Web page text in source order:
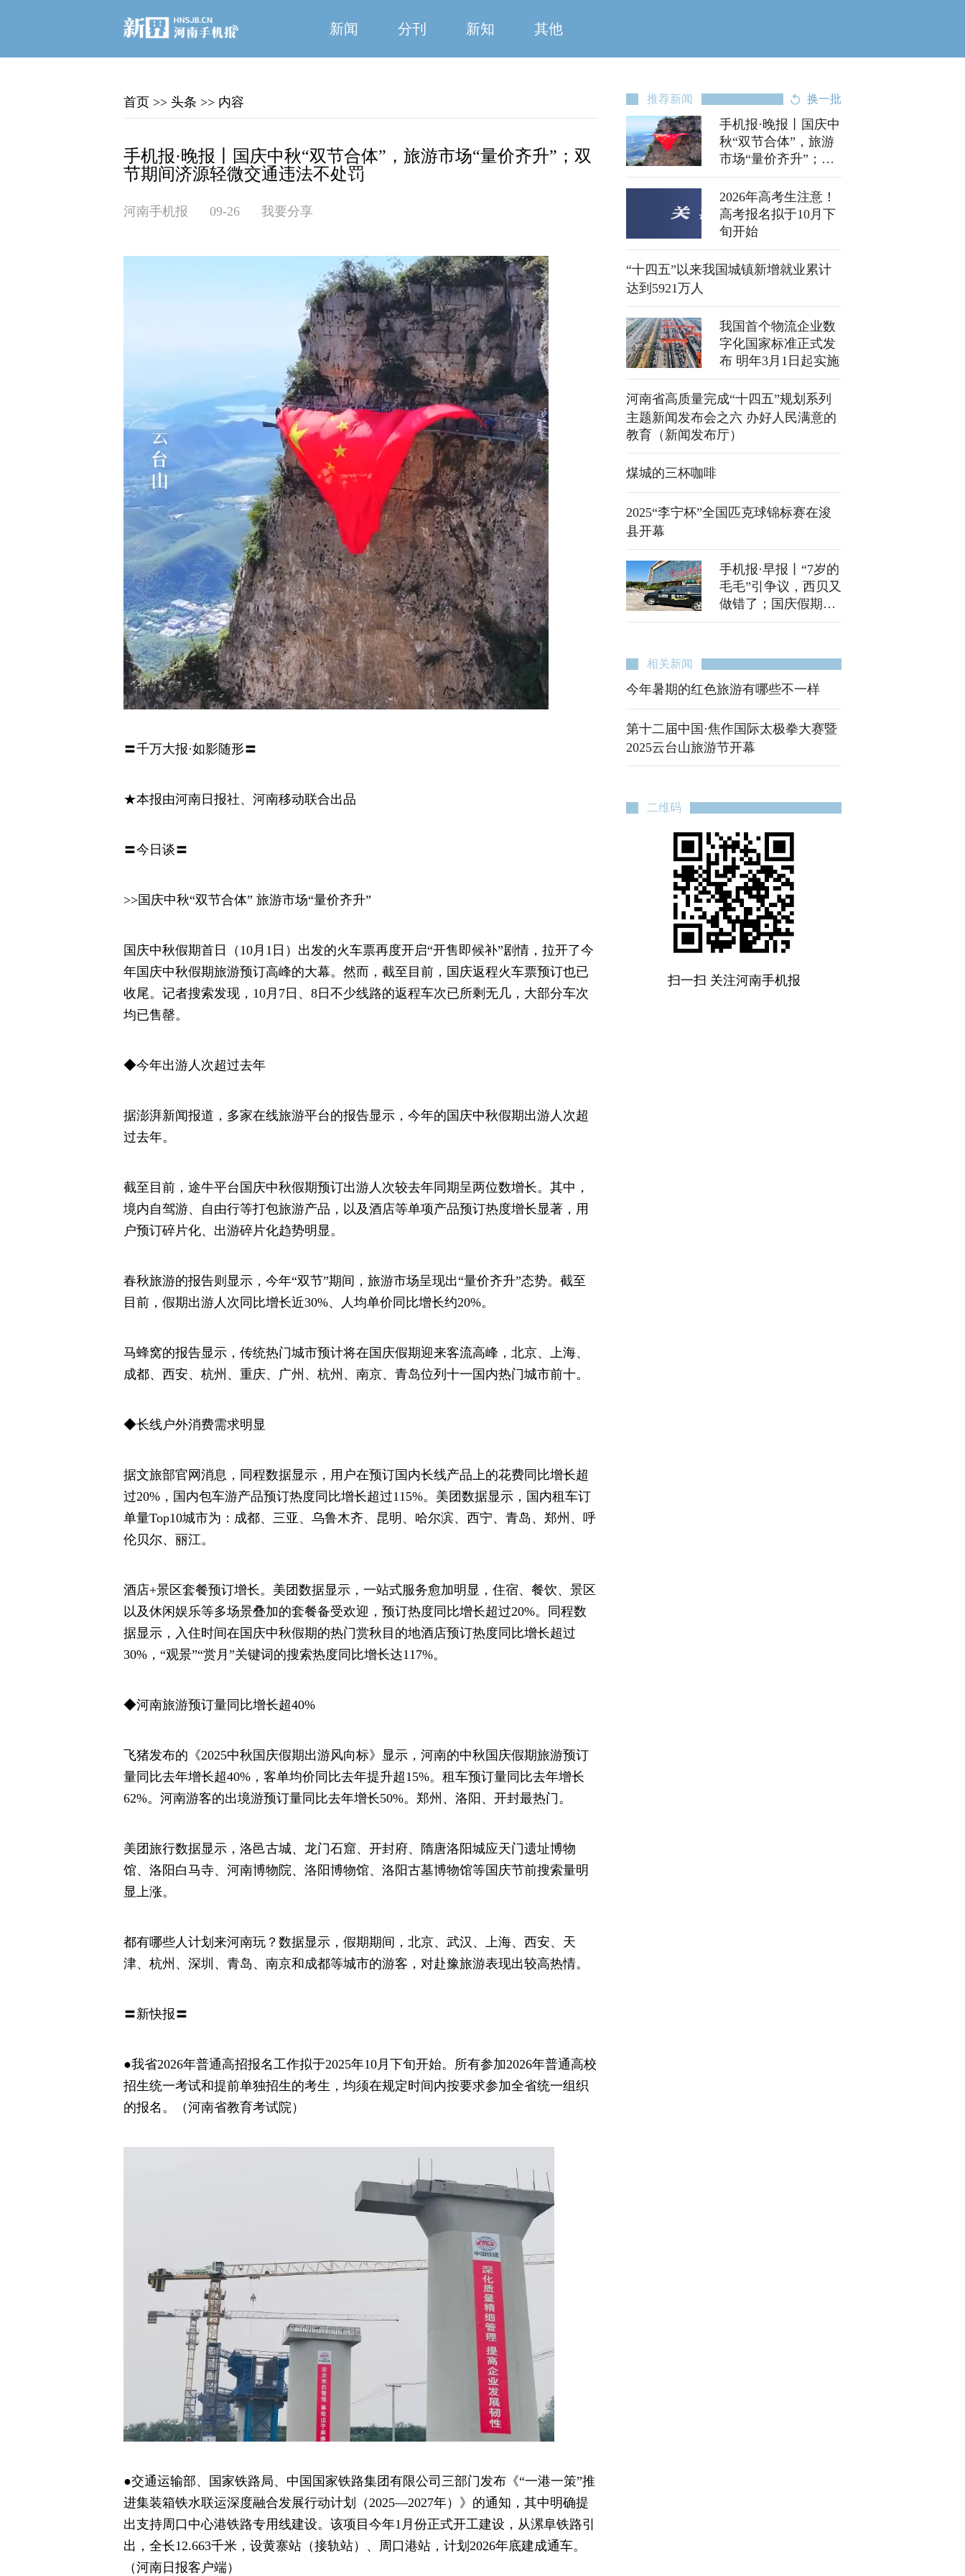
新闻 分刊 新知 其他
首页 >> 头条 >> 内容
手机报·晚报丨国庆中秋“双节合体”，旅游市场“量价齐升”；双
节期间济源轻微交通违法不处罚
河南手机报 09-26 我要分享
〓千万大报·如影随形〓
★本报由河南日报社、河南移动联合出品
〓今日谈〓
>>国庆中秋“双节合体” 旅游市场“量价齐升”
国庆中秋假期首日（10月1日）出发的火车票再度开启“开售即候补”剧情，拉开了今
年国庆中秋假期旅游预订高峰的大幕。然而，截至目前，国庆返程火车票预订也已
收尾。记者搜索发现，10月7日、8日不少线路的返程车次已所剩无几，大部分车次
均已售罄。
◆今年出游人次超过去年
据澎湃新闻报道，多家在线旅游平台的报告显示，今年的国庆中秋假期出游人次超
过去年。
截至目前，途牛平台国庆中秋假期预订出游人次较去年同期呈两位数增长。其中，
境内自驾游、自由行等打包旅游产品，以及酒店等单项产品预订热度增长显著，用
户预订碎片化、出游碎片化趋势明显。
春秋旅游的报告则显示，今年“双节”期间，旅游市场呈现出“量价齐升”态势。截至
目前，假期出游人次同比增长近30%、人均单价同比增长约20%。
马蜂窝的报告显示，传统热门城市预计将在国庆假期迎来客流高峰，北京、上海、
成都、西安、杭州、重庆、广州、杭州、南京、青岛位列十一国内热门城市前十。
◆长线户外消费需求明显
据文旅部官网消息，同程数据显示，用户在预订国内长线产品上的花费同比增长超
过20%，国内包车游产品预订热度同比增长超过115%。美团数据显示，国内租车订
单量Top10城市为：成都、三亚、乌鲁木齐、昆明、哈尔滨、西宁、青岛、郑州、呼
伦贝尔、丽江。
酒店+景区套餐预订增长。美团数据显示，一站式服务愈加明显，住宿、餐饮、景区
以及休闲娱乐等多场景叠加的套餐备受欢迎，预订热度同比增长超过20%。同程数
据显示，入住时间在国庆中秋假期的热门赏秋目的地酒店预订热度同比增长超过
30%，“观景”“赏月”关键词的搜索热度同比增长达117%。
◆河南旅游预订量同比增长超40%
飞猪发布的《2025中秋国庆假期出游风向标》显示，河南的中秋国庆假期旅游预订
量同比去年增长超40%，客单均价同比去年提升超15%。租车预订量同比去年增长
62%。河南游客的出境游预订量同比去年增长50%。郑州、洛阳、开封最热门。
美团旅行数据显示，洛邑古城、龙门石窟、开封府、隋唐洛阳城应天门遗址博物
馆、洛阳白马寺、河南博物院、洛阳博物馆、洛阳古墓博物馆等国庆节前搜索量明
显上涨。
都有哪些人计划来河南玩？数据显示，假期期间，北京、武汉、上海、西安、天
津、杭州、深圳、青岛、南京和成都等城市的游客，对赴豫旅游表现出较高热情。
〓新快报〓
●我省2026年普通高招报名工作拟于2025年10月下旬开始。所有参加2026年普通高校
招生统一考试和提前单独招生的考生，均须在规定时间内按要求参加全省统一组织
的报名。（河南省教育考试院）
●交通运输部、国家铁路局、中国国家铁路集团有限公司三部门发布《“一港一策”推
进集装箱铁水联运深度融合发展行动计划（2025—2027年）》的通知，其中明确提
出支持周口中心港铁路专用线建设。该项目今年1月份正式开工建设，从漯阜铁路引
出，全长12.663千米，设黄寨站（接轨站）、周口港站，计划2026年底建成通车。
（河南日报客户端）
推荐新闻 换一批
手机报·晚报丨国庆中
秋“双节合体”，旅游
市场“量价齐升”；双
节期间济源轻微交通
违法不处罚
2026年高考生注意！
高考报名拟于10月下
旬开始
“十四五”以来我国城镇新增就业累计
达到5921万人
我国首个物流企业数
字化国家标准正式发
布 明年3月1日起实施
河南省高质量完成“十四五”规划系列
主题新闻发布会之六 办好人民满意的
教育（新闻发布厅）
煤城的三杯咖啡
2025“李宁杯”全国匹克球锦标赛在浚
县开幕
手机报·早报丨“7岁的
毛毛”引争议，西贝又
做错了；国庆假期河
南高速这些服务区充
相关新闻
今年暑期的红色旅游有哪些不一样
第十二届中国·焦作国际太极拳大赛暨
2025云台山旅游节开幕
二维码
扫一扫 关注河南手机报